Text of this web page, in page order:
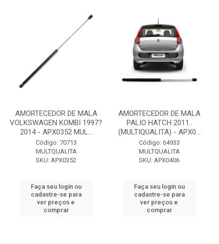
AMORTECEDOR DE MALA
VOLKSWAGEN KOMBI 1997?
2014 - APX0352 MUL...
Código: 70713
MULTQUALITA
SKU: APX0352
Faça seu login ou
cadastre-se para
ver preços e
comprar
AMORTECEDOR DE MALA
PALIO HATCH 2011..
(MULTIQUALITA) - APX0...
Código: 64933
MULTQUALITA
SKU: APX0406
Faça seu login ou
cadastre-se para
ver preços e
comprar